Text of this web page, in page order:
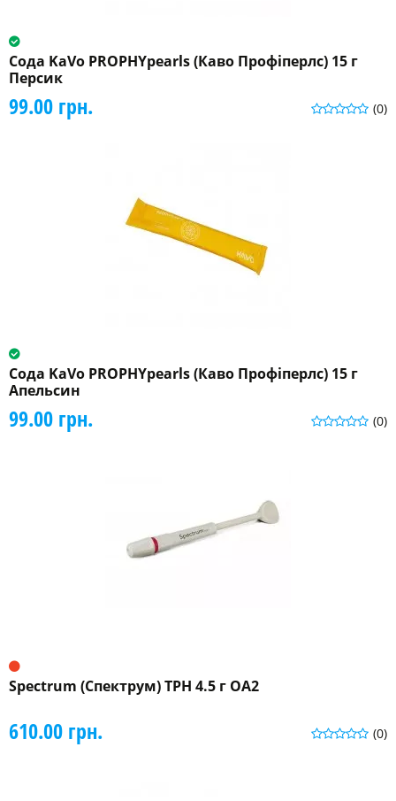
Сода KaVo PROPHYpearls (Каво Профіперлс) 15 г
Персик
(0)
99.00 грн.
Сода KaVo PROPHYpearls (Каво Профіперлс) 15 г
Апельсин
(0)
99.00 грн.
Spectrum (Спектрум) TPH 4.5 г OA2
(0)
610.00 грн.